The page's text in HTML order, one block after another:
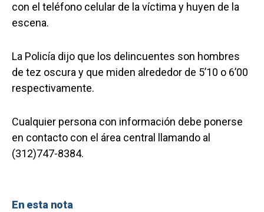
con el teléfono celular de la víctima y huyen de la
escena.
La Policía dijo que los delincuentes son hombres
de tez oscura y que miden alrededor de 5’10 o 6’00
respectivamente.
Cualquier persona con información debe ponerse
en contacto con el área central llamando al
(312)747-8384.
En esta nota